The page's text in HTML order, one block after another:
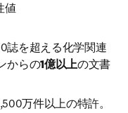
値
誌を超える化学関連
からの1億以上の文書
万件以上の特許。